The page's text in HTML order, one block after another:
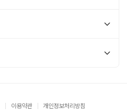
이용약관 개인정보처리방침